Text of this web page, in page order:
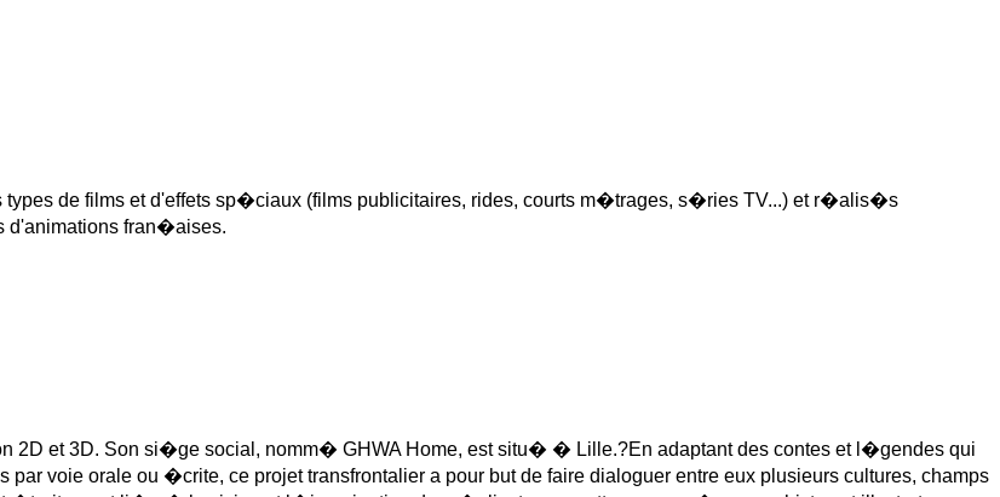
de films et d'effets sp�ciaux (films publicitaires, rides, courts m�trages, s�ries TV...) et r�alis�s
d'animations fran�aises.
2D et 3D. Son si�ge social, nomm� GHWA Home, est situ� � Lille.?En adaptant des contes et l�gendes qui
voie orale ou �crite, ce projet transfrontalier a pour but de faire dialoguer entre eux plusieurs cultures, champs